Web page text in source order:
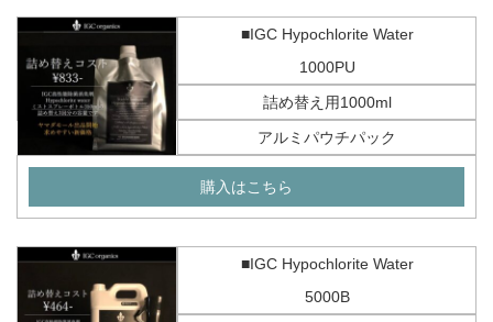
■IGC Hypochlorite Water
1000PU
詰め替え用1000ml
アルミパウチパック
購入はこちら
■IGC Hypochlorite Water
5000B